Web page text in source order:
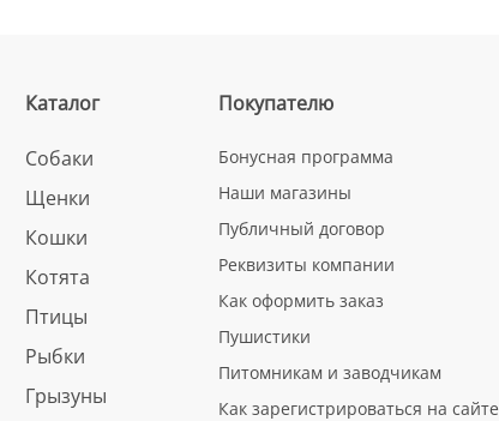
Каталог
Собаки
Щенки
Кошки
Котята
Птицы
Рыбки
Грызуны
Покупателю
Бонусная программа
Наши магазины
Публичный договор
Реквизиты компании
Как оформить заказ
Пушистики
Питомникам и заводчикам
Как зарегистрироваться на сайте